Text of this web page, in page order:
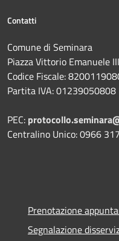
Contatti
Comune di Seminara
Piazza Vittorio Emanuele
Codice Fiscale:
Partita IVA: 01239050808
PEC:
Centralino Unico: 0966
Prenotazione
Segnalazione